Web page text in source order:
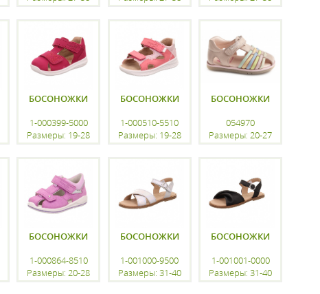
БОСОНОЖКИ
1-000399-5000
Размеры: 19-28
БОСОНОЖКИ
1-000510-5510
Размеры: 19-28
БОСОНОЖКИ
054970
Размеры: 20-27
БОСОНОЖКИ
1-000864-8510
Размеры: 20-28
БОСОНОЖКИ
1-001000-9500
Размеры: 31-40
БОСОНОЖКИ
1-001001-0000
Размеры: 31-40